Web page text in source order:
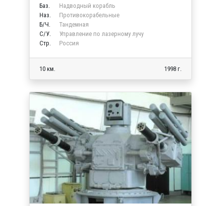
Баз.
Надводный корабль
Наз.
Противокорабельные
Б/Ч.
Тандемная
C/У.
Управление по лазерному лучу
Стр.
Россия
10 км. 1998 г.